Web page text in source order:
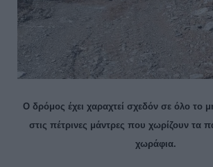
Ο δρόμος έχει χαραχτεί σχεδόν σε όλο το
στις πέτρινες μάντρες που χωρίζουν τα
χωράφια.